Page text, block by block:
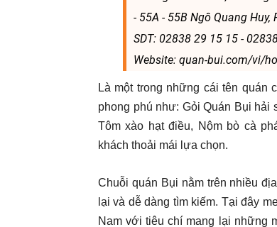
- 55A - 55B Ngô Quang
SDT: 02838 29 15 15 -
Website: quan-bui.com/vi/
Là một trong những cái tên quán
phong phú như: Gỏi Quán Bụi hải
Tôm xào hạt điều, Nộm bò cà
khách thoải mái lựa chọn.
Chuỗi quán Bụi nằm trên nhiều
lại và dễ dàng tìm kiếm. Tại đây
Nam với tiêu chí mang lại những